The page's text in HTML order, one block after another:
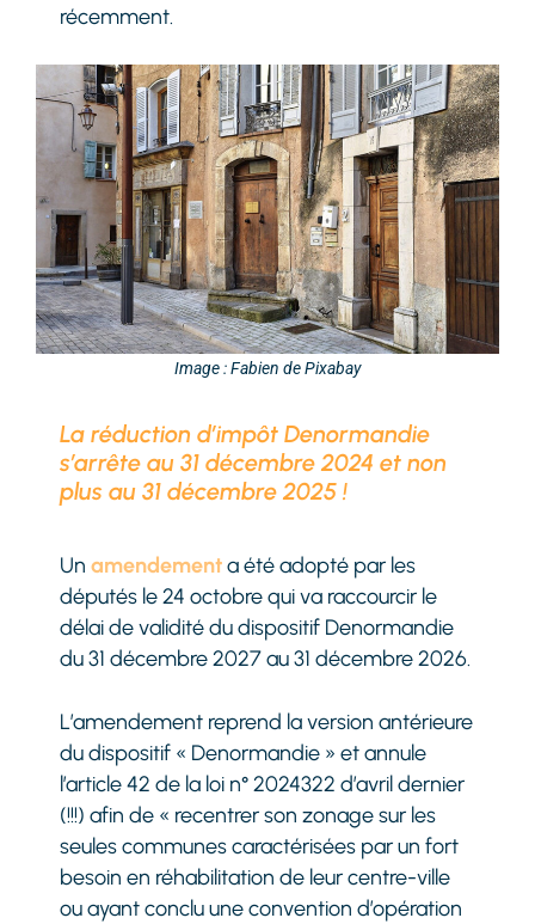
récemment.
Image : Fabien de Pixabay
La réduction d’impôt Denormandie
s’arrête au 31 décembre 2024 et non
plus au 31 décembre 2025 !
Unamendementa été adopté par les
députés le 24 octobre qui va raccourcir le
délai de validité du dispositif Denormandie
du 31 décembre 2027 au 31 décembre 2026.
L’amendement reprend la version antérieure
du dispositif « Denormandie » et annule
l’article 42 de la loi n° 2024322 d’avril dernier
(!!!) afin de « recentrer son zonage sur les
seules communes caractérisées par un fort
besoin en réhabilitation de leur centre-ville
ou ayant conclu une convention d’opération